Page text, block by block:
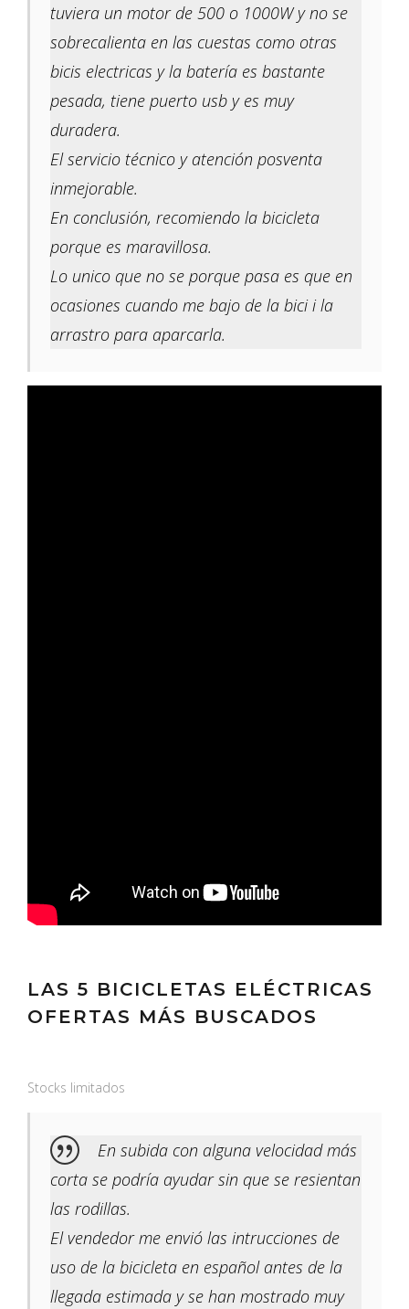
tuviera un motor de 500 o 1000W y no se
sobrecalienta en las cuestas como otras
bicis electricas y la batería es bastante
pesada, tiene puerto usb y es muy
duradera.
El servicio técnico y atención posventa
inmejorable.
En conclusión, recomiendo la bicicleta
porque es maravillosa.
Lo unico que no se porque pasa es que en
ocasiones cuando me bajo de la bici i la
arrastro para aparcarla.
LAS 5 BICICLETAS ELÉCTRICAS
OFERTAS MÁS BUSCADOS
Stocks limitados
En subida con alguna velocidad más
corta se podría ayudar sin que se resientan
las rodillas.
El vendedor me envió las intrucciones de
uso de la bicicleta en español antes de la
llegada estimada y se han mostrado muy